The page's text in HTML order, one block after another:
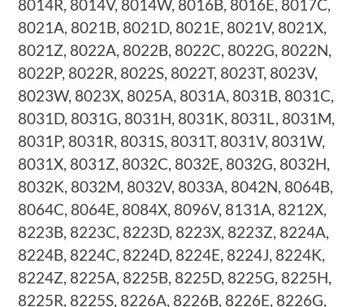
8014R, 8014V, 8014W, 8016B, 8016E, 8017C,
8021A, 8021B, 8021D, 8021E, 8021V, 8021X,
8021Z, 8022A, 8022B, 8022C, 8022G, 8022N,
8022P, 8022R, 8022S, 8022T, 8023T, 8023V,
8023W, 8023X, 8025A, 8031A, 8031B, 8031C,
8031D, 8031G, 8031H, 8031K, 8031L, 8031M,
8031P, 8031R, 8031S, 8031T, 8031V, 8031W,
8031X, 8031Z, 8032C, 8032E, 8032G, 8032H,
8032K, 8032M, 8032V, 8033A, 8042N, 8064B,
8064C, 8064E, 8084X, 8096V, 8131A, 8212X,
8223B, 8223C, 8223D, 8223X, 8223Z, 8224A,
8224B, 8224C, 8224D, 8224E, 8224J, 8224K,
8224Z, 8225A, 8225B, 8225D, 8225G, 8225H,
8225R, 8225S, 8226A, 8226B, 8226E, 8226G,